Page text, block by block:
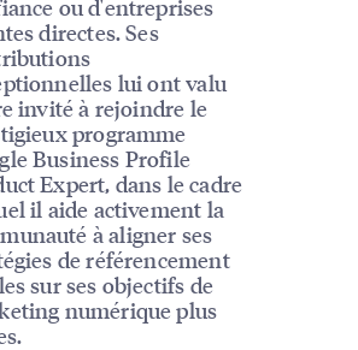
ou d'entreprises
directes. Ses
lui ont valu
invité à rejoindre le
programme
Business Profile
Expert, dans le cadre
il aide activement la
à aligner ses
de référencement
sur ses objectifs de
numérique plus